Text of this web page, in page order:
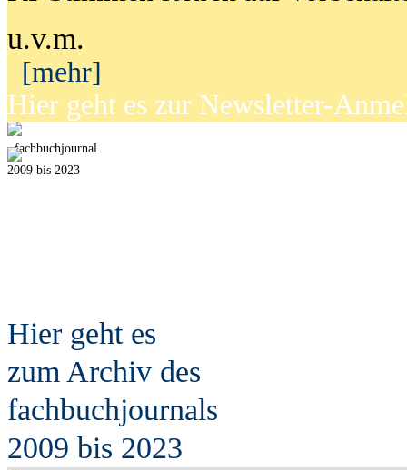
u.v.m.
[mehr]
Hier geht es zur Newsletter-
fachbuchjournal
2009 bis 2023
Hier geht es
zum Archiv des
fachbuchjournals
2009 bis 2023